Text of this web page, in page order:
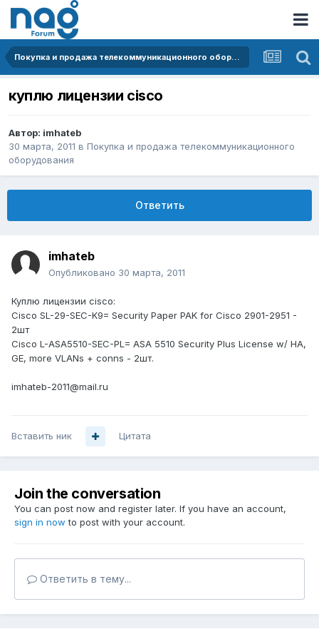
Покупка и продажа телекоммуникационного оборудования
куплю лицензии cisco
Автор: imhateb
30 марта, 2011 в Покупка и продажа телекоммуникационного
оборудования
Ответить
imhateb
Опубликовано 30 марта, 2011
Куплю лицензии cisco:
Cisco SL-29-SEC-K9= Security Paper PAK for Cisco 2901-2951 -
2шт
Cisco L-ASA5510-SEC-PL= ASA 5510 Security Plus License w/ HA,
GE, more VLANs + conns - 2шт.
imhateb-2011@mail.ru
Вставить ник Цитата
Join the conversation
You can post now and register later. If you have an account,
sign in now to post with your account.
Ответить в тему...